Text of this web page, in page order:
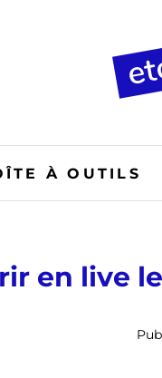
À OUTILS
en live